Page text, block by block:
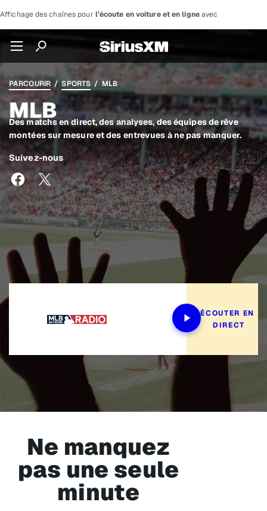
Affichage des chaînes pour l’écoute en voiture et en ligneavec
PARCOURIR/SPORTS/ MLB
MLB
Des matchs en direct, des analyses, des équipes de rêve
montées sur mesure et des entrevues à ne pas manquer.
Suivez-nous
ÉCOUTER EN
DIRECT
Ne manquez
pas une seule
minute